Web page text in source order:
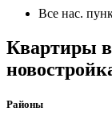
Все нас.
Квартиры
Районы